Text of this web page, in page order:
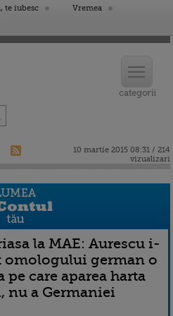
te iubesc
Vremea
10 martie 2015 08:31 / 214
vizualizari
la MAE: Aurescu i-
omologului german o
pe care aparea harta
nu a Germaniei